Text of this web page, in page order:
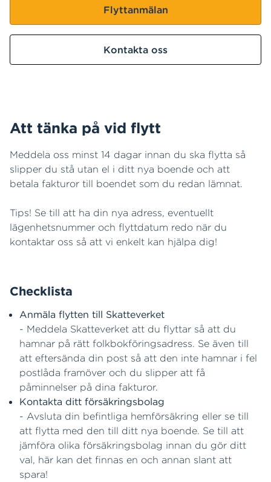
Flyttanmälan
Kontakta oss
Att tänka på vid flytt
Meddela oss minst 14 dagar innan du ska flytta så
slipper du stå utan el i ditt nya boende och att
betala fakturor till boendet som du redan lämnat.
Tips! Se till att ha din nya adress, eventuellt
lägenhetsnummer och flyttdatum redo när du
kontaktar oss så att vi enkelt kan hjälpa dig!
Checklista
Anmäla flytten till Skatteverket
- Meddela Skatteverket att du flyttar så att du
hamnar på rätt folkbokföringsadress. Se även till
att eftersända din post så att den inte hamnar i fel
postlåda framöver och du slipper att få
påminnelser på dina fakturor.
Kontakta ditt försäkringsbolag
- Avsluta din befintliga hemförsäkring eller se till
att flytta med den till ditt nya boende. Se till att
jämföra olika försäkringsbolag innan du gör ditt
val, här kan det finnas en och annan slant att
spara!